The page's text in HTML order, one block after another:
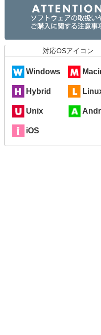
対応OSアイコン
Windows
Hybrid
Unix
iOS